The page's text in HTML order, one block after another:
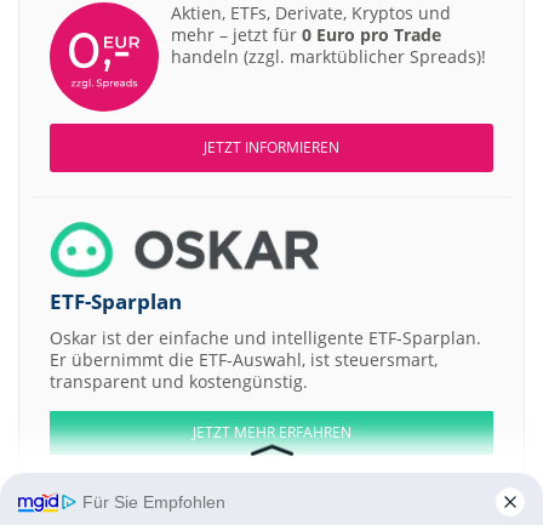
Aktien, ETFs, Derivate, Kryptos und
mehr – jetzt für 0 Euro pro Trade
handeln (zzgl. marktüblicher Spreads)!
JETZT INFORMIEREN
ETF-Sparplan
Oskar ist der einfache und intelligente ETF-Sparplan.
Er übernimmt die ETF-Auswahl, ist steuersmart,
transparent und kostengünstig.
JETZT MEHR ERFAHREN
Für Sie Empfohlen